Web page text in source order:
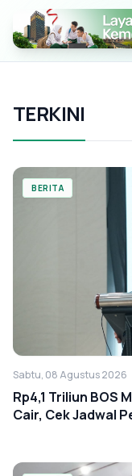
TERKINI
BERITA
Sabtu, 08 Agustus 2026
Rp4,1 Triliun BOS
Cair, Cek Jadwal